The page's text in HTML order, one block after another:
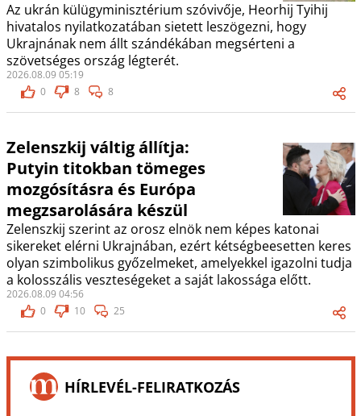
Az ukrán külügyminisztérium szóvivője, Heorhij Tyihij
hivatalos nyilatkozatában sietett leszögezni, hogy
Ukrajnának nem állt szándékában megsérteni a
szövetséges ország légterét.
2026.08.09 05:19
0
8 8
Zelenszkij váltig állítja:
Putyin titokban tömeges
mozgósításra és Európa
megzsarolására készül
Zelenszkij szerint az orosz elnök nem képes katonai
sikereket elérni Ukrajnában, ezért kétségbeesetten keres
olyan szimbolikus győzelmeket, amelyekkel igazolni tudja
a kolosszális veszteségeket a saját lakossága előtt.
2026.08.09 04:56
0
10 25
HÍRLEVÉL-FELIRATKOZÁS